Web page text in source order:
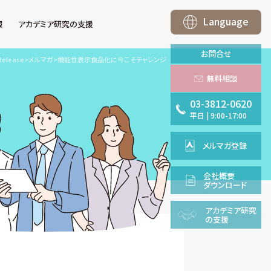
アカデミア研究の支援
>メルマガ>機能性表示食品化に今こそチャレンジ
Language
お問合せ
無料相談
03-3812-0620
平日 |9:00-17:00
メルマガ登録
会社概要
ダウンロード
アカデミア研究
の支援